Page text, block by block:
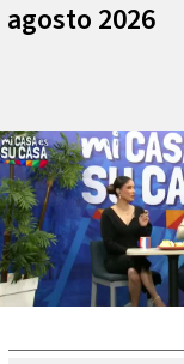
agosto 2026